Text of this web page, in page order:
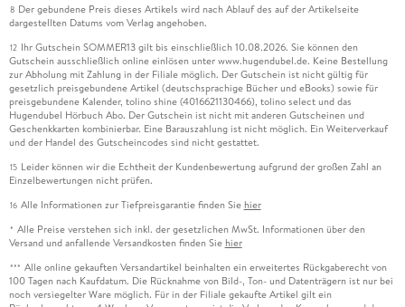
8 Der gebundene Preis dieses Artikels wird nach Ablauf des auf der Artikelseite
dargestellten Datums vom Verlag angehoben.
12 Ihr Gutschein SOMMER13 gilt bis einschließlich 10.08.2026. Sie können den
Gutschein ausschließlich online einlösen unter www.hugendubel.de. Keine Bestellung
zur Abholung mit Zahlung in der Filiale möglich. Der Gutschein ist nicht gültig für
gesetzlich preisgebundene Artikel (deutschsprachige Bücher und eBooks) sowie für
preisgebundene Kalender, tolino shine (4016621130466), tolino select und das
Hugendubel Hörbuch Abo. Der Gutschein ist nicht mit anderen Gutscheinen und
Geschenkkarten kombinierbar. Eine Barauszahlung ist nicht möglich. Ein Weiterverkauf
und der Handel des Gutscheincodes sind nicht gestattet.
15 Leider können wir die Echtheit der Kundenbewertung aufgrund der großen Zahl an
Einzelbewertungen nicht prüfen.
16 Alle Informationen zur Tiefpreisgarantie finden Sie hier
* Alle Preise verstehen sich inkl. der gesetzlichen MwSt. Informationen über den
Versand und anfallende Versandkosten finden Sie hier
*** Alle online gekauften Versandartikel beinhalten ein erweitertes Rückgaberecht von
100 Tagen nach Kaufdatum. Die Rücknahme von Bild-, Ton- und Datenträgern ist nur bei
noch versiegelter Ware möglich. Für in der Filiale gekaufte Artikel gilt ein